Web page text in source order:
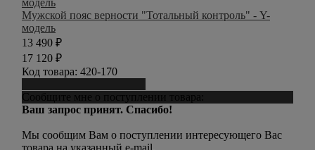
Мужской пояс верности "Тотальный контроль" - Y-
модель
13 490 ₽
17 120 ₽
Код товара: 420-170
Сообщите мне о поступлении товара:
Ваш запрос принят. Спасибо!
Мы сообщим Вам о поступлении интересующего Вас